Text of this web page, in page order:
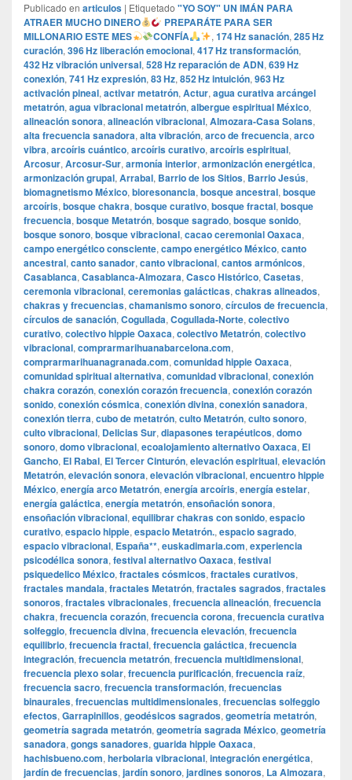
Publicado en articulos | Etiquetado "YO SOY" UN IMÁN PARA
ATRAER MUCHO DINERO
PREPARÁTE PARA SER
MILLONARIO ESTE MES
CONFÍA , 174 Hz sanación, 285 Hz
curación, 396 Hz liberación emocional, 417 Hz transformación,
432 Hz vibración universal, 528 Hz reparación de ADN, 639 Hz
conexión, 741 Hz expresión, 83 Hz, 852 Hz intuición, 963 Hz
activación pineal, activar metatrón, Actur, agua curativa arcángel
metatrón, agua vibracional metatrón, albergue espiritual México,
alineación sonora, alineación vibracional, Almozara-Casa Solans,
alta frecuencia sanadora, alta vibración, arco de frecuencia, arco
vibra, arcoíris cuántico, arcoíris curativo, arcoíris espiritual,
Arcosur, Arcosur-Sur, armonía interior, armonización energética,
armonización grupal, Arrabal, Barrio de los Sitios, Barrio Jesús,
biomagnetismo México, bioresonancia, bosque ancestral, bosque
arcoíris, bosque chakra, bosque curativo, bosque fractal, bosque
frecuencia, bosque Metatrón, bosque sagrado, bosque sonido,
bosque sonoro, bosque vibracional, cacao ceremonial Oaxaca,
campo energético consciente, campo energético México, canto
ancestral, canto sanador, canto vibracional, cantos armónicos,
Casablanca, Casablanca-Almozara, Casco Histórico, Casetas,
ceremonia vibracional, ceremonias galácticas, chakras alineados,
chakras y frecuencias, chamanismo sonoro, círculos de frecuencia,
círculos de sanación, Cogullada, Cogullada-Norte, colectivo
curativo, colectivo hippie Oaxaca, colectivo Metatrón, colectivo
vibracional, comprarmarihuanabarcelona.com,
comprarmarihuanagranada.com, comunidad hippie Oaxaca,
comunidad spiritual alternativa, comunidad vibracional, conexión
chakra corazón, conexión corazón frecuencia, conexión corazón
sonido, conexión cósmica, conexión divina, conexión sanadora,
conexión tierra, cubo de metatrón, culto Metatrón, culto sonoro,
culto vibracional, Delicias Sur, diapasones terapéuticos, domo
sonoro, domo vibracional, ecoalojamiento alternativo Oaxaca, El
Gancho, El Rabal, El Tercer Cinturón, elevación espiritual, elevación
Metatrón, elevación sonora, elevación vibracional, encuentro hippie
México, energía arco Metatrón, energía arcoíris, energía estelar,
energía galáctica, energía metatrón, ensoñación sonora,
ensoñación vibracional, equilibrar chakras con sonido, espacio
curativo, espacio hippie, espacio Metatrón., espacio sagrado,
espacio vibracional, España**, euskadimaria.com, experiencia
psicodélica sonora, festival alternativo Oaxaca, festival
psiquedelico México, fractales cósmicos, fractales curativos,
fractales mandala, fractales Metatrón, fractales sagrados, fractales
sonoros, fractales vibracionales, frecuencia alineación, frecuencia
chakra, frecuencia corazón, frecuencia corona, frecuencia curativa
solfeggio, frecuencia divina, frecuencia elevación, frecuencia
equilibrio, frecuencia fractal, frecuencia galáctica, frecuencia
integración, frecuencia metatrón, frecuencia multidimensional,
frecuencia plexo solar, frecuencia purificación, frecuencia raíz,
frecuencia sacro, frecuencia transformación, frecuencias
binaurales, frecuencias multidimensionales, frecuencias solfeggio
efectos, Garrapinillos, geodésicos sagrados, geometría metatrón,
geometría sagrada metatrón, geometría sagrada México, geometría
sanadora, gongs sanadores, guarida hippie Oaxaca,
hachisbueno.com, herbolaria vibracional, integración energética,
jardín de frecuencias, jardín sonoro, jardines sonoros, La Almozara,